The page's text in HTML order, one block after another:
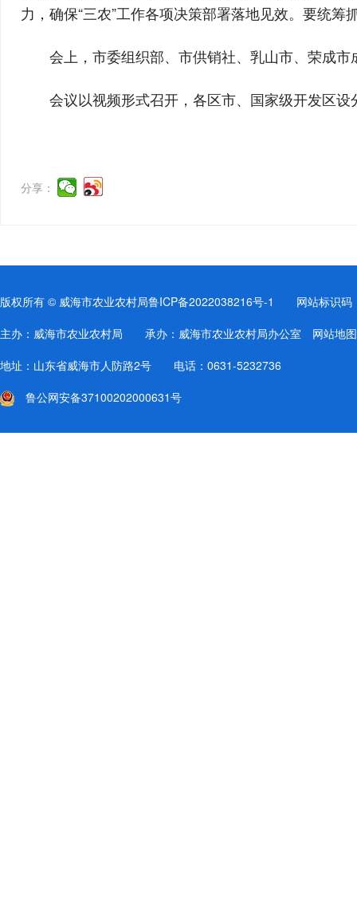
力，确保“三农”工作各项决策部署落地见效。要统
会上，市委组织部、市供销社、乳山市、荣成
会议以视频形式召开，各区市、国家级开发区设
分享：
版权所有 © 威海市农业农村局鲁ICP备2022038216号-1
网站标识码
主办：威海市农业农村局 承办：威海市农业农村局办公室 网站地图
地址：山东省威海市人防路2号 电话：0631-5232736
鲁公网安备37100202000631号